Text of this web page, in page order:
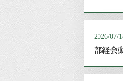
2026/07/
部経会